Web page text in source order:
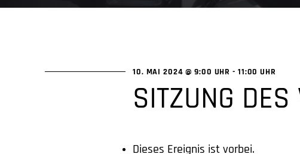
10. MAI 2024 @ 9:00 UHR - 11:00 UHR
SITZUNG DES
Dieses Ereignis ist vorbei.